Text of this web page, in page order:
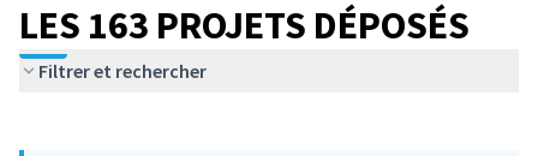
LES 163 PROJETS DÉPOSÉS
Filtrer et rechercher